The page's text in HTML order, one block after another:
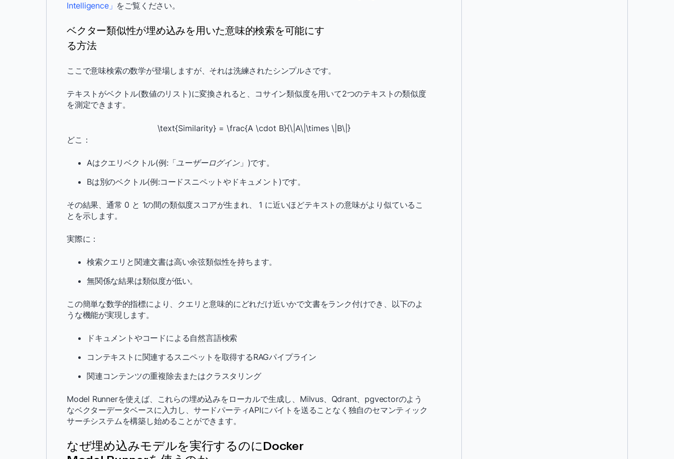
Intelligence」 をご覧ください。
ベクター類似性が埋め込みを用いた意味的検索を可能にす
る方法
ここで意味検索の数学が登場しますが、それは洗練されたシンプルさです。
テキストがベクトル(数値のリスト)に変換されると、コサイン類似度を用いて2つのテキストの類似度
を測定できます。
\text{Similarity} = \frac{A \cdot B}{\|A\|\times \|B\|}
どこ：
Aはクエリベクトル(例:「ユーザーログイン」)です。
Bは別のベクトル(例:コードスニペットやドキュメント)です。
その結果、通常 0 と 1の間の類似度スコアが生まれ、 1 に近いほどテキストの意味がより似ているこ
とを示します。
実際に：
検索クエリと関連文書は高い余弦類似性を持ちます。
無関係な結果は類似度が低い。
この簡単な数学的指標により、クエリと意味的にどれだけ近いかで文書をランク付けでき、以下のよ
うな機能が実現します。
ドキュメントやコードによる自然言語検索
コンテキストに関連するスニペットを取得するRAGパイプライン
関連コンテンツの重複除去またはクラスタリング
Model Runnerを使えば、これらの埋め込みをローカルで生成し、Milvus、Qdrant、pgvectorのよう
なベクターデータベースに入力し、サードパーティAPIにバイトを送ることなく独自のセマンティック
サーチシステムを構築し始めることができます。
なぜ埋め込みモデルを実行するのにDocker